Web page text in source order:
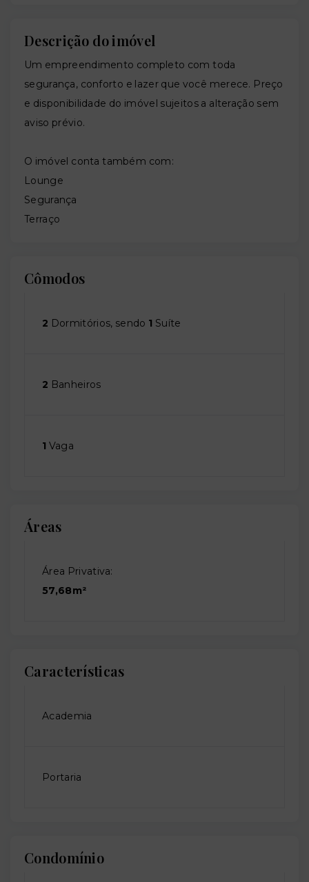
Descrição do imóvel
Um empreendimento completo com toda
segurança, conforto e lazer que você merece. Preço
e disponibilidade do imóvel sujeitos a alteração sem
aviso prévio.
O imóvel conta também com:
Lounge
Segurança
Terraço
Cômodos
2 Dormitórios, sendo 1 Suíte
2 Banheiros
1 Vaga
Áreas
Área Privativa:
57,68m²
Características
Academia
Portaria
Condomínio